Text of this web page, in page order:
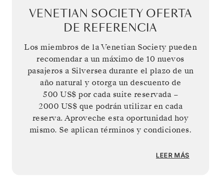
VENETIAN SOCIETY OFERTA
DE REFERENCIA
Los miembros de la Venetian Society pueden
recomendar a un máximo de 10 nuevos
pasajeros a Silversea durante el plazo de un
año natural y otorga un descuento de
500 US$ por cada suite reservada –
2000 US$ que podrán utilizar en cada
reserva. Aproveche esta oportunidad hoy
mismo. Se aplican términos y condiciones.
LEER MÁS